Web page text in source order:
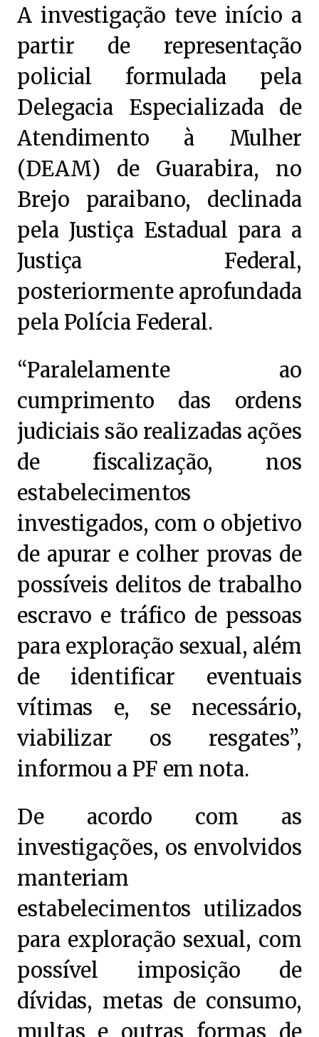
A investigação teve início a
partir de representação
policial formulada pela
Delegacia Especializada de
Atendimento à Mulher
(DEAM) de Guarabira, no
Brejo paraibano, declinada
pela Justiça Estadual para a
Justiça Federal,
posteriormente aprofundada
pela Polícia Federal.
“Paralelamente ao
cumprimento das ordens
judiciais são realizadas ações
de fiscalização, nos
estabelecimentos
investigados, com o objetivo
de apurar e colher provas de
possíveis delitos de trabalho
escravo e tráfico de pessoas
para exploração sexual, além
de identificar eventuais
vítimas e, se necessário,
viabilizar os resgates”,
informou a PF em nota.
De acordo com as
investigações, os envolvidos
manteriam
estabelecimentos utilizados
para exploração sexual, com
possível imposição de
dívidas, metas de consumo,